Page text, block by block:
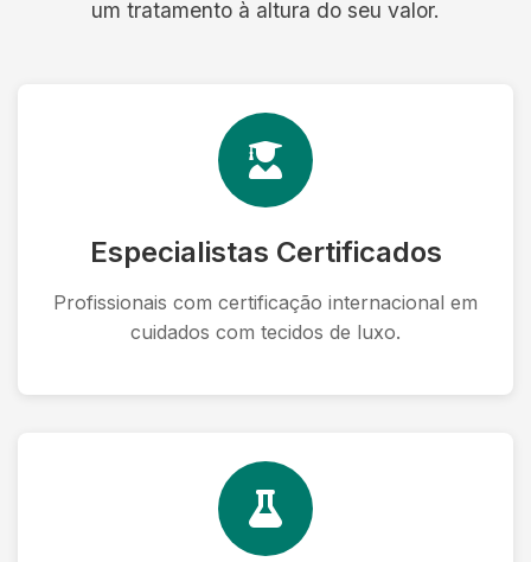
um tratamento à altura do seu valor.
Especialistas Certificados
Profissionais com certificação internacional em
cuidados com tecidos de luxo.